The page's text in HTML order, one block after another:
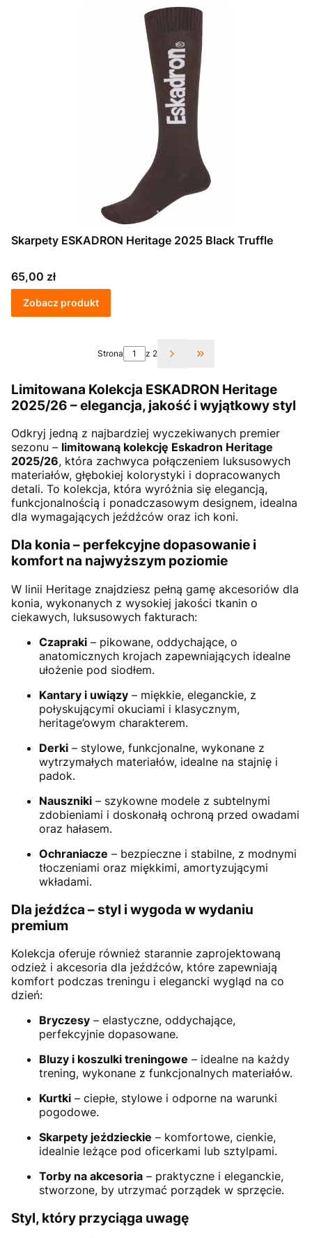
Skarpety ESKADRON Heritage 2025 Black Truffle
Cena
65,00 zł
Zobacz produkt
Strona z 2 Przejdź do ostatniej
Limitowana Kolekcja ESKADRON Heritage
2025/26 – elegancja, jakość i wyjątkowy styl
Odkryj jedną z najbardziej wyczekiwanych premier
sezonu – limitowaną kolekcję Eskadron Heritage
2025/26, która zachwyca połączeniem luksusowych
materiałów, głębokiej kolorystyki i dopracowanych
detali. To kolekcja, która wyróżnia się elegancją,
funkcjonalnością i ponadczasowym designem, idealna
dla wymagających jeźdźców oraz ich koni.
Dla konia – perfekcyjne dopasowanie i
komfort na najwyższym poziomie
W linii Heritage znajdziesz pełną gamę akcesoriów dla
konia, wykonanych z wysokiej jakości tkanin o
ciekawych, luksusowych fakturach:
Czapraki – pikowane, oddychające, o
anatomicznych krojach zapewniających idealne
ułożenie pod siodłem.
Kantary i uwiązy – miękkie, eleganckie, z
połyskującymi okuciami i klasycznym,
heritage’owym charakterem.
Derki – stylowe, funkcjonalne, wykonane z
wytrzymałych materiałów, idealne na stajnię i
padok.
Nauszniki – szykowne modele z subtelnymi
zdobieniami i doskonałą ochroną przed owadami
oraz hałasem.
Ochraniacze – bezpieczne i stabilne, z modnymi
tłoczeniami oraz miękkimi, amortyzującymi
wkładami.
Dla jeźdźca – styl i wygoda w wydaniu
premium
Kolekcja oferuje również starannie zaprojektowaną
odzież i akcesoria dla jeźdźców, które zapewniają
komfort podczas treningu i elegancki wygląd na co
dzień:
Bryczesy – elastyczne, oddychające,
perfekcyjnie dopasowane.
Bluzy i koszulki treningowe – idealne na każdy
trening, wykonane z funkcjonalnych materiałów.
Kurtki – ciepłe, stylowe i odporne na warunki
pogodowe.
Skarpety jeździeckie – komfortowe, cienkie,
idealnie leżące pod oficerkami lub sztylpami.
Torby na akcesoria – praktyczne i eleganckie,
stworzone, by utrzymać porządek w sprzęcie.
Styl, który przyciąga uwagę